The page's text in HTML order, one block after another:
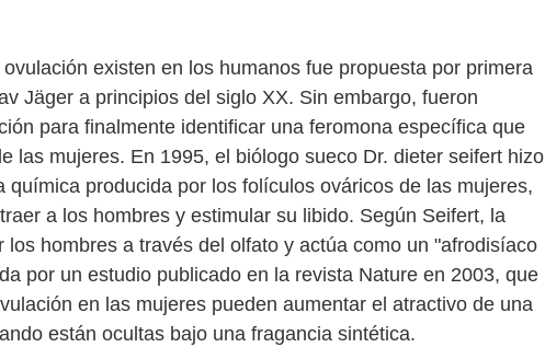
existen en los humanos fue propuesta por primera
Jäger a principios del siglo XX. Sin embargo, fueron
para finalmente identificar una feromona específica que
las mujeres. En 1995, el biólogo sueco Dr. dieter seifert hizo
química producida por los folículos ováricos de las mujeres,
a los hombres y estimular su libido. Según Seifert, la
hombres a través del olfato y actúa como un "afrodisíaco
por un estudio publicado en la revista Nature en 2003, que
en las mujeres pueden aumentar el atractivo de una
están ocultas bajo una fragancia sintética.